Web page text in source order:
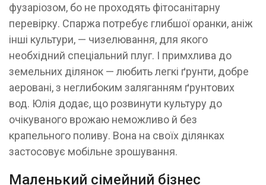
фузаріозом, бо не проходять фітосанітарну
перевірку. Спаржа потребує глибшої оранки, аніж
інші культури, — чизелювання, для якого
необхідний спеціальний плуг. І примхлива до
земельних ділянок — любить легкі ґрунти, добре
аеровані, з неглибоким заляганням ґрунтових
вод. Юлія додає, що розвинути культуру до
очікуваного врожаю неможливо й без
крапельного поливу. Вона на своїх ділянках
застосовує мобільне зрошування.
Маленький сімейний бізнес